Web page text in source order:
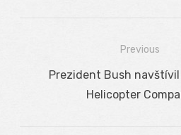
Navigácia
Previous
Previous
Prezident Bush navštívil
Helicopter